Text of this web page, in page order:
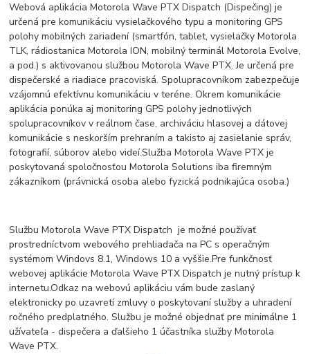
Webová aplikácia Motorola Wave PTX Dispatch (Dispečing) je
určená pre komunikáciu vysielačkového typu a monitoring GPS
polohy mobilných zariadení (smartfón, tablet, vysielačky Motorola
TLK, rádiostanica Motorola ION, mobilný terminál Motorola Evolve,
a pod.) s aktivovanou službou Motorola Wave PTX. Je určená pre
dispečerské a riadiace pracoviská. Spolupracovníkom zabezpečuje
vzájomnú efektívnu komunikáciu v teréne.Okrem komunikácie
aplikácia ponúka aj monitoring GPS polohy jednotlivých
spolupracovníkov v reálnom čase, archiváciu hlasovej a dátovej
komunikácie s neskorším prehraním a takisto aj zasielanie správ,
fotografií, súborov alebo videí.Služba Motorola Wave PTX je
poskytovaná spoločnosťou Motorola Solutions iba firemným
zákazníkom (právnická osoba alebo fyzická podnikajúca osoba.)
Službu Motorola Wave PTX Dispatch je možné používať
prostredníctvom webového prehliadača na PC s operačným
systémom Windovs 8.1, Windows 10 a vyššie.Pre funkčnosť
webovej aplikácie Motorola Wave PTX Dispatch je nutný prístup k
internetu.Odkaz na webovú aplikáciu vám bude zaslaný
elektronicky po uzavretí zmluvy o poskytovaní služby a uhradení
ročného predplatného. Službu je možné objednať pre minimálne 1
užívateľa - dispečera a ďalšieho 1 účastníka služby Motorola
Wave PTX.